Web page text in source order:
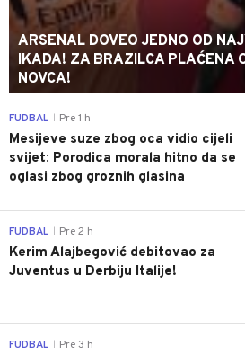
ARSENAL DOVEO JEDNO OD
IKADA! ZA BRAZILCA PLAĆENA
NOVCA!
FUDBAL Pre 1 h
Mesijeve suze zbog oca vidio cijeli
svijet: Porodica morala hitno da se
oglasi zbog groznih glasina
FUDBAL Pre 2 h
Kerim Alajbegović debitovao za
Juventus u Derbiju Italije!
FUDBAL Pre 3 h